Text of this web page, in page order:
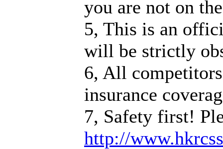
you are not on
5, This is an
will be strictly
6, All
insurance
7, Safety first!
http://